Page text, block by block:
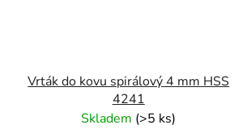
Vrták do kovu spirálový 4 mm HSS
4241
Skladem (>5 ks)